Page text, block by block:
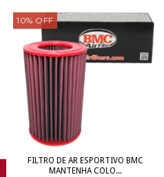
10% OFF
FILTRO DE AR ESPORTIVO BMC
MANTENHA COLO...